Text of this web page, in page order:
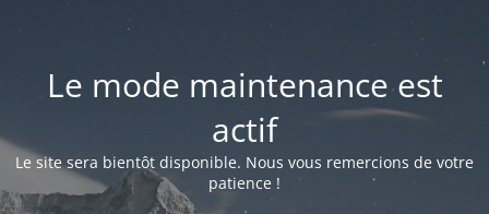
Le mode maintenance est
actif
Le site sera bientôt disponible. Nous vous remercions de votre
patience !